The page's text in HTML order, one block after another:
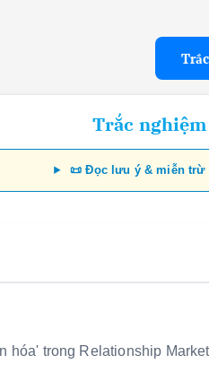
Trắc
📜 Đọc lưu ý & miễn trừ
hóa' trong Relationship